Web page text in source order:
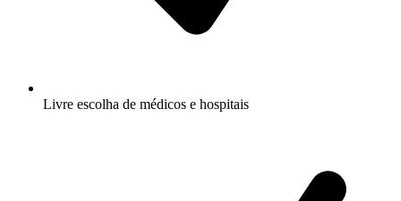
Livre escolha de médicos e hospitais